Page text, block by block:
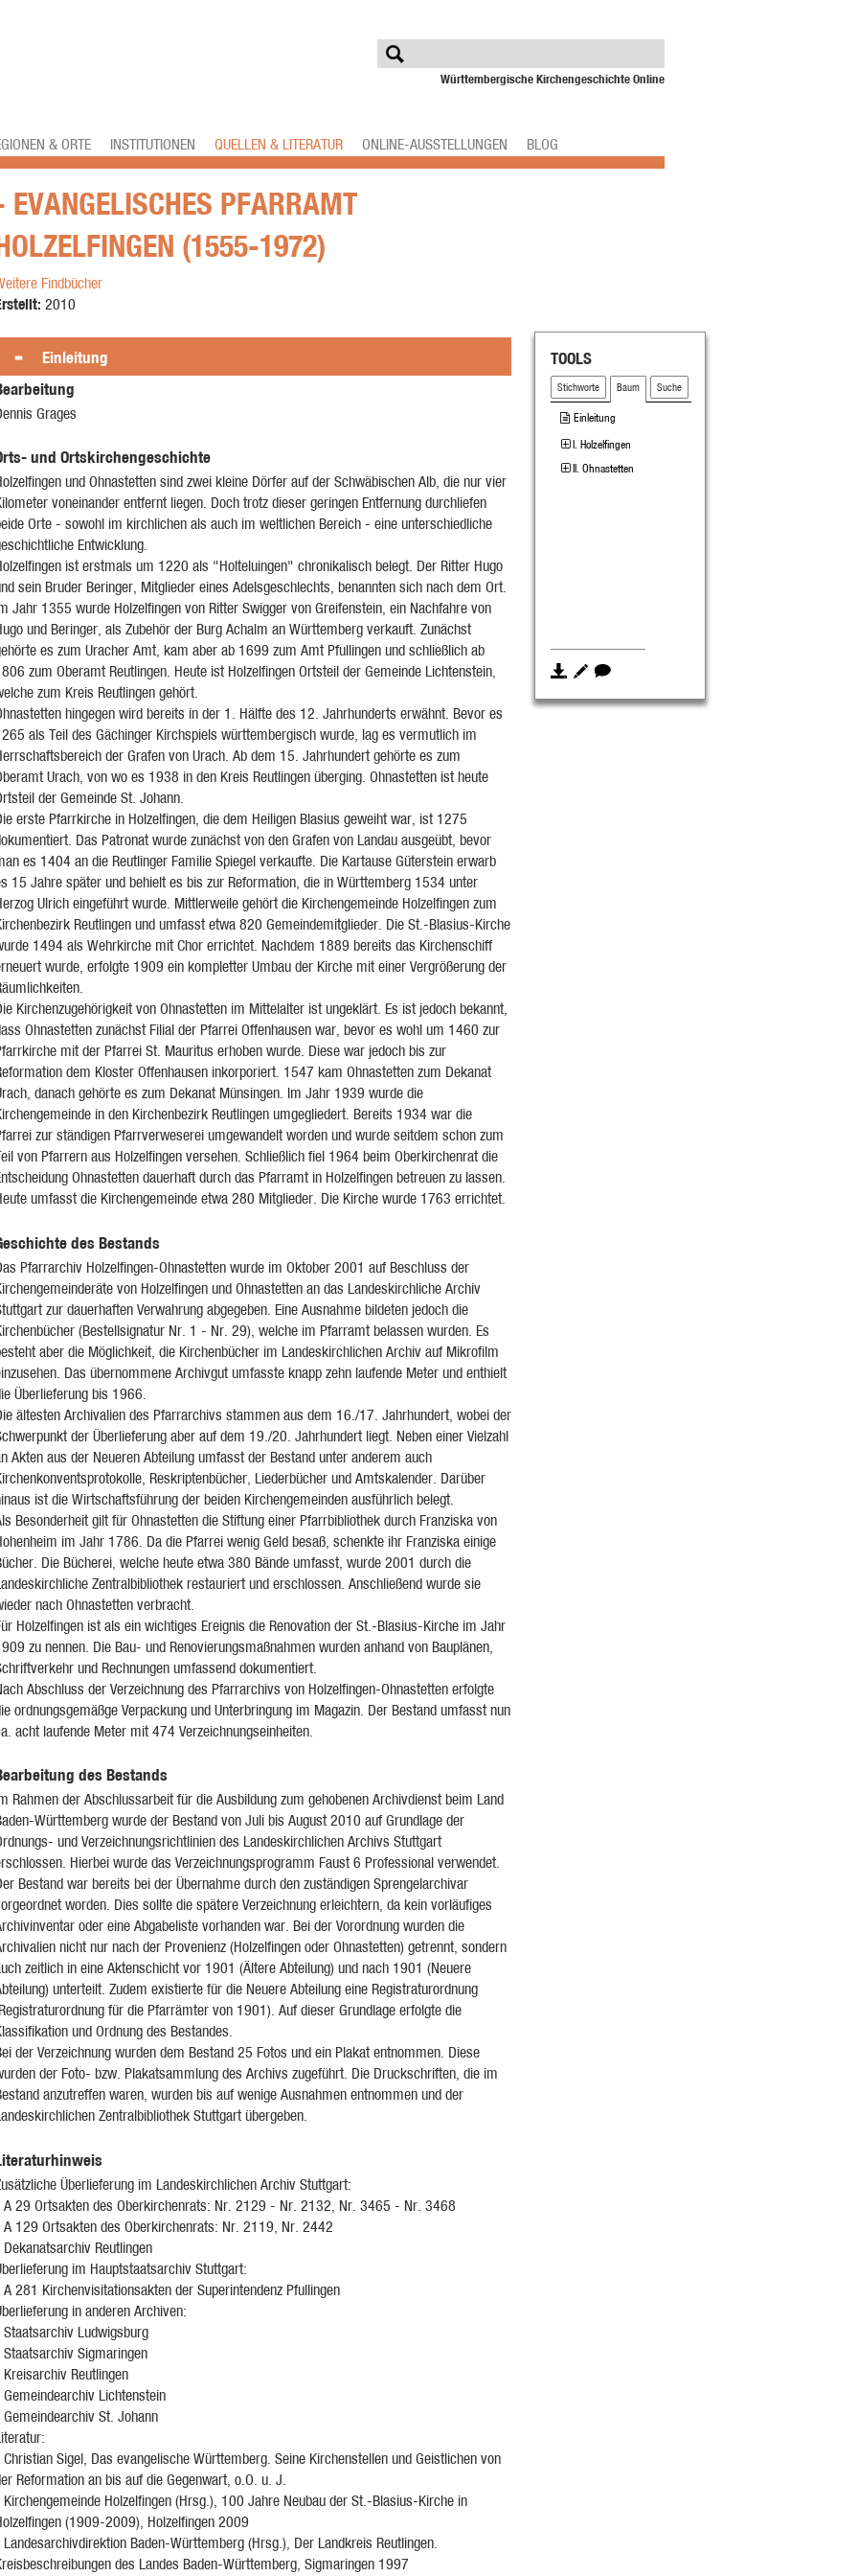
& ORTE INSTITUTIONEN QUELLEN & LITERATUR ONLINE-AUSSTELLUNGEN BLOG
Württembergische Kirchengeschichte Online
EVANGELISCHES PFARRAMT
(1555-1972)
Findbücher
TOOLS
Stichworte Baum
Einleitung
I. Holzelfingen
II. Ohnastetten
Suche
2010
Einleitung
Grages
und Ortskirchengeschichte
und Ohnastetten sind zwei kleine Dörfer auf der Schwäbischen Alb, die nur vier
voneinander entfernt liegen. Doch trotz dieser geringen Entfernung durchliefen
Orte - sowohl im kirchlichen als auch im weltlichen Bereich - eine unterschiedliche
Entwicklung.
ist erstmals um 1220 als "Holteluingen" chronikalisch belegt. Der Ritter Hugo
sein Bruder Beringer, Mitglieder eines Adelsgeschlechts, benannten sich nach dem Ort.
Jahr 1355 wurde Holzelfingen von Ritter Swigger von Greifenstein, ein Nachfahre von
und Beringer, als Zubehör der Burg Achalm an Württemberg verkauft. Zunächst
es zum Uracher Amt, kam aber ab 1699 zum Amt Pfullingen und schließlich ab
zum Oberamt Reutlingen. Heute ist Holzelfingen Ortsteil der Gemeinde Lichtenstein,
zum Kreis Reutlingen gehört.
hingegen wird bereits in der 1. Hälfte des 12. Jahrhunderts erwähnt. Bevor es
als Teil des Gächinger Kirchspiels württembergisch wurde, lag es vermutlich im
der Grafen von Urach. Ab dem 15. Jahrhundert gehörte es zum
Urach, von wo es 1938 in den Kreis Reutlingen überging. Ohnastetten ist heute
der Gemeinde St. Johann.
erste Pfarrkirche in Holzelfingen, die dem Heiligen Blasius geweiht war, ist 1275
Das Patronat wurde zunächst von den Grafen von Landau ausgeübt, bevor
es 1404 an die Reutlinger Familie Spiegel verkaufte. Die Kartause Güterstein erwarb
15 Jahre später und behielt es bis zur Reformation, die in Württemberg 1534 unter
Ulrich eingeführt wurde. Mittlerweile gehört die Kirchengemeinde Holzelfingen zum
Reutlingen und umfasst etwa 820 Gemeindemitglieder. Die St.-Blasius-Kirche
1494 als Wehrkirche mit Chor errichtet. Nachdem 1889 bereits das Kirchenschiff
wurde, erfolgte 1909 ein kompletter Umbau der Kirche mit einer Vergrößerung der
Kirchenzugehörigkeit von Ohnastetten im Mittelalter ist ungeklärt. Es ist jedoch bekannt,
Ohnastetten zunächst Filial der Pfarrei Offenhausen war, bevor es wohl um 1460 zur
mit der Pfarrei St. Mauritus erhoben wurde. Diese war jedoch bis zur
dem Kloster Offenhausen inkorporiert. 1547 kam Ohnastetten zum Dekanat
danach gehörte es zum Dekanat Münsingen. Im Jahr 1939 wurde die
in den Kirchenbezirk Reutlingen umgegliedert. Bereits 1934 war die
zur ständigen Pfarrverweserei umgewandelt worden und wurde seitdem schon zum
von Pfarrern aus Holzelfingen versehen. Schließlich fiel 1964 beim Oberkirchenrat die
Ohnastetten dauerhaft durch das Pfarramt in Holzelfingen betreuen zu lassen.
umfasst die Kirchengemeinde etwa 280 Mitglieder. Die Kirche wurde 1763 errichtet.
des Bestands
Pfarrarchiv Holzelfingen-Ohnastetten wurde im Oktober 2001 auf Beschluss der
von Holzelfingen und Ohnastetten an das Landeskirchliche Archiv
zur dauerhaften Verwahrung abgegeben. Eine Ausnahme bildeten jedoch die
(Bestellsignatur Nr. 1 - Nr. 29), welche im Pfarramt belassen wurden. Es
aber die Möglichkeit, die Kirchenbücher im Landeskirchlichen Archiv auf Mikrofilm
Das übernommene Archivgut umfasste knapp zehn laufende Meter und enthielt
Überlieferung bis 1966.
ältesten Archivalien des Pfarrarchivs stammen aus dem 16./17. Jahrhundert, wobei der
der Überlieferung aber auf dem 19./20. Jahrhundert liegt. Neben einer Vielzahl
Akten aus der Neueren Abteilung umfasst der Bestand unter anderem auch
Reskriptenbücher, Liederbücher und Amtskalender. Darüber
ist die Wirtschaftsführung der beiden Kirchengemeinden ausführlich belegt.
Besonderheit gilt für Ohnastetten die Stiftung einer Pfarrbibliothek durch Franziska von
im Jahr 1786. Da die Pfarrei wenig Geld besaß, schenkte ihr Franziska einige
Die Bücherei, welche heute etwa 380 Bände umfasst, wurde 2001 durch die
Zentralbibliothek restauriert und erschlossen. Anschließend wurde sie
nach Ohnastetten verbracht.
Holzelfingen ist als ein wichtiges Ereignis die Renovation der St.-Blasius-Kirche im Jahr
zu nennen. Die Bau- und Renovierungsmaßnahmen wurden anhand von Bauplänen,
und Rechnungen umfassend dokumentiert.
Abschluss der Verzeichnung des Pfarrarchivs von Holzelfingen-Ohnastetten erfolgte
ordnungsgemäßge Verpackung und Unterbringung im Magazin. Der Bestand umfasst nun
acht laufende Meter mit 474 Verzeichnungseinheiten.
des Bestands
Rahmen der Abschlussarbeit für die Ausbildung zum gehobenen Archivdienst beim Land
Württemberg wurde der Bestand von Juli bis August 2010 auf Grundlage der
und Verzeichnungsrichtlinien des Landeskirchlichen Archivs Stuttgart
Hierbei wurde das Verzeichnungsprogramm Faust 6 Professional verwendet.
Bestand war bereits bei der Übernahme durch den zuständigen Sprengelarchivar
worden. Dies sollte die spätere Verzeichnung erleichtern, da kein vorläufiges
oder eine Abgabeliste vorhanden war. Bei der Vorordnung wurden die
nicht nur nach der Provenienz (Holzelfingen oder Ohnastetten) getrennt, sondern
zeitlich in eine Aktenschicht vor 1901 (Ältere Abteilung) und nach 1901 (Neuere
unterteilt. Zudem existierte für die Neuere Abteilung eine Registraturordnung
für die Pfarrämter von 1901). Auf dieser Grundlage erfolgte die
und Ordnung des Bestandes.
der Verzeichnung wurden dem Bestand 25 Fotos und ein Plakat entnommen. Diese
der Foto- bzw. Plakatsammlung des Archivs zugeführt. Die Druckschriften, die im
anzutreffen waren, wurden bis auf wenige Ausnahmen entnommen und der
Zentralbibliothek Stuttgart übergeben.
Überlieferung im Landeskirchlichen Archiv Stuttgart:
29 Ortsakten des Oberkirchenrats: Nr. 2129 - Nr. 2132, Nr. 3465 - Nr. 3468
129 Ortsakten des Oberkirchenrats: Nr. 2119, Nr. 2442
Reutlingen
im Hauptstaatsarchiv Stuttgart:
281 Kirchenvisitationsakten der Superintendenz Pfullingen
in anderen Archiven:
Ludwigsburg
Sigmaringen
Reutlingen
Lichtenstein
St. Johann
Sigel, Das evangelische Württemberg. Seine Kirchenstellen und Geistlichen von
Reformation an bis auf die Gegenwart, o.O. u. J.
Holzelfingen (Hrsg.), 100 Jahre Neubau der St.-Blasius-Kirche in
(1909-2009), Holzelfingen 2009
Baden-Württemberg (Hrsg.), Der Landkreis Reutlingen.
des Landes Baden-Württemberg, Sigmaringen 1997